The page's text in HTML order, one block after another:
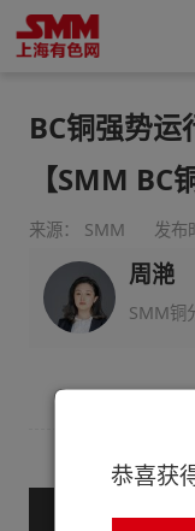
BC铜强势
【SMM BC
来源： SMM 发布
周滟
SMM铜
—
恭喜获